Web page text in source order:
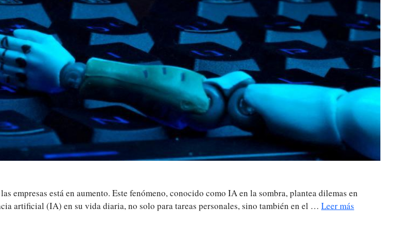
está en aumento. Este fenómeno, conocido como IA en la sombra, plantea dilemas en
artificial (IA) en su vida diaria, no solo para tareas personales, sino también en el … Leer más